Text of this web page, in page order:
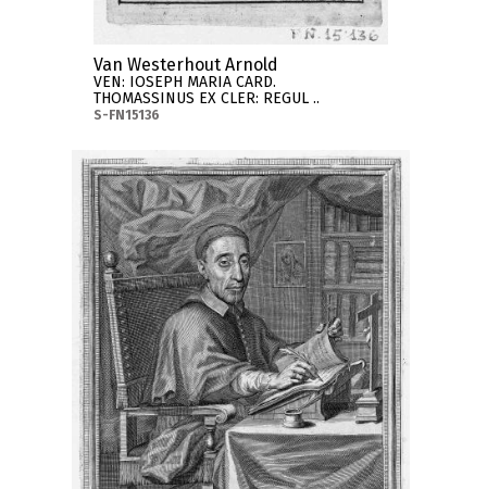
Van Westerhout Arnold
VEN: IOSEPH MARIA CARD.
THOMASSINUS EX CLER: REGUL ..
S-FN15136